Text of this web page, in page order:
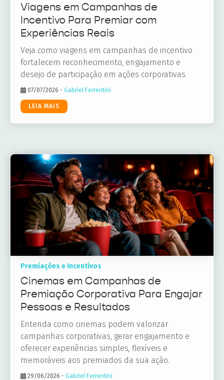
Viagens em Campanhas de
Incentivo Para Premiar com
Experiências Reais
Veja como viagens em campanhas de incentivo
fortalecem reconhecimento, engajamento e
desejo de participação em ações corporativas.
07/07/2026 - Gabriel Ferrentini
LEIA MAIS
Premiações e Incentivos
Cinemas em Campanhas de
Premiação Corporativa Para Engajar
Pessoas e Resultados
Entenda como cinemas podem valorizar
campanhas corporativas, gerar engajamento e
oferecer experiências simples, flexíveis e
memoráveis aos premiados da sua ação.
29/06/2026 - Gabriel Ferrentini